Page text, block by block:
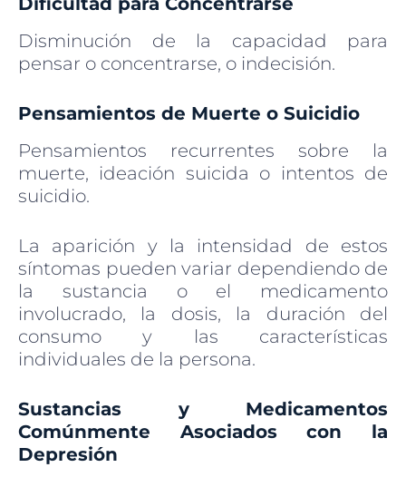
Disminución de la capacidad para
pensar o concentrarse, o indecisión.
Pensamientos de Muerte o Suicidio
Pensamientos recurrentes sobre la
muerte, ideación suicida o intentos de
suicidio.
La aparición y la intensidad de estos
síntomas pueden variar dependiendo de
la sustancia o el medicamento
involucrado, la dosis, la duración del
consumo y las características
individuales de la persona.
Sustancias y Medicamentos
Comúnmente Asociados con la
Depresión